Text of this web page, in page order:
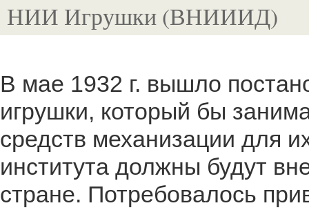
НИИ Игрушки (ВНИИИД)
В мае 1932 г. вышло
игрушки, который бы
средств механизации для
института должны будут
стране. Потребовалось